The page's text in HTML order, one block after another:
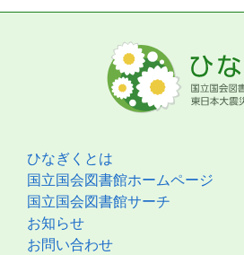
ひなぎくとは
国立国会図書館ホームページ
国立国会図書館サーチ
お知らせ
お問い合わせ